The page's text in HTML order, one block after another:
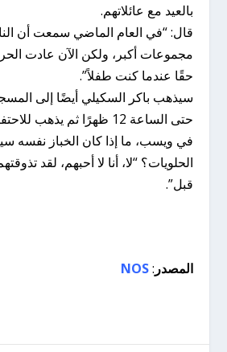
بالعيد مع عائلاتهم.
قال: “في العام الماضي سمعت أن
مجموعات أكبر، ولكن الآن عادت
حقًا عندما كنت طفلاً”.
سيذهب باكر السكيلي أيضًا إلى
حتى الساعة 12 ظهرًا ثم
في ويسب، ما إذا كان الخباز نفسه
الحلويات؟ “لا، أنا لا أحبهم، لقد
قبل”.
المصدر :
NOS